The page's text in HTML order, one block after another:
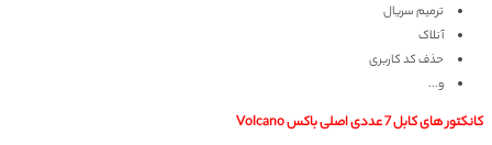
ترمیم سریال
آنلاک
حذف کد کاربری
و...
کانکتور های کابل 7 عددی اصلی باکس Volcano